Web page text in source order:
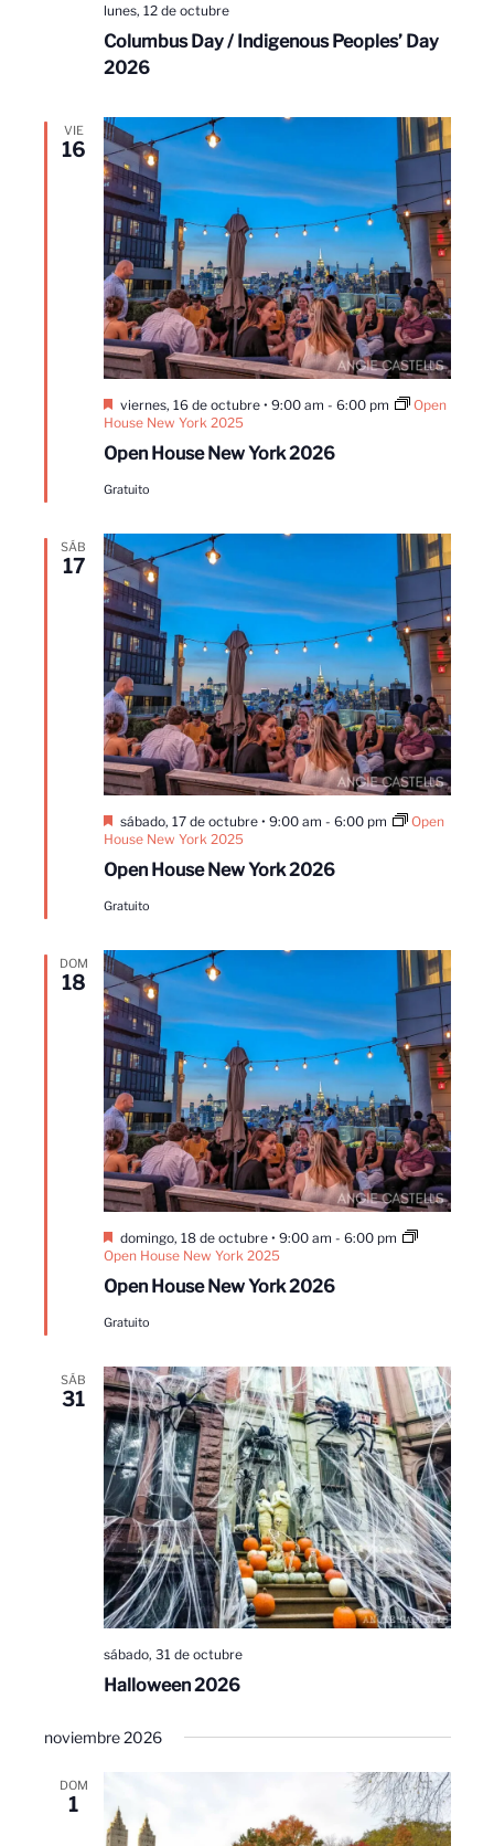
lunes, 12 de octubre
Columbus Day / Indigenous Peoples’ Day
2026
VIE
16
Destacado
viernes, 16 de octubre • 9:00 am - 6:00 pm
Open
House New York 2025
Open House New York 2026
Gratuito
SÁB
17
Destacado
sábado, 17 de octubre • 9:00 am - 6:00 pm
Open
House New York 2025
Open House New York 2026
Gratuito
DOM
18
Destacado
domingo, 18 de octubre • 9:00 am - 6:00 pm
Open House New York 2025
Open House New York 2026
Gratuito
SÁB
31
sábado, 31 de octubre
Halloween 2026
noviembre 2026
DOM
1